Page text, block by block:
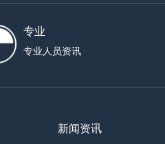
专业
专业人员资讯
新闻资讯